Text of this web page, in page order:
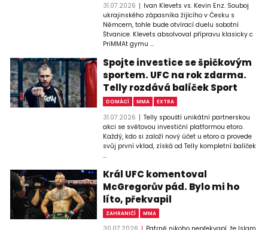
31.07.2026
Ivan Klevets vs. Kevin Enz. Souboj
ukrajinského zápasníka žijícího v Česku s
Němcem, tohle bude otvírací duelu sobotní
Štvanice. Klevets absolvoval přípravu klasicky c
PriMMAt gymu ...
Spojte investice se špičkovým
sportem. UFC na rok zdarma.
Telly rozdává balíček Sport
DOMÁCÍ MMA EXTRA
31.07.2026
Telly spouští unikátní partnerskou
akci se světovou investiční platformou etoro.
Každý, kdo si založí nový účet u etoro a provede
svůj první vklad, získá od Telly kompletní balíček
...
Král UFC komentoval
McGregorův pád. Bylo mi ho
líto, překvapil
ZAHRANIČÍ MMA